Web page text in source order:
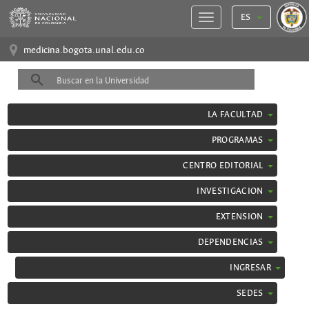
ES
medicina.bogota.unal.edu.co
LA FACULTAD
PROGRAMAS
CENTRO EDITORIAL
INVESTIGACION
EXTENSION
DEPENDENCIAS
INGRESAR
SEDES